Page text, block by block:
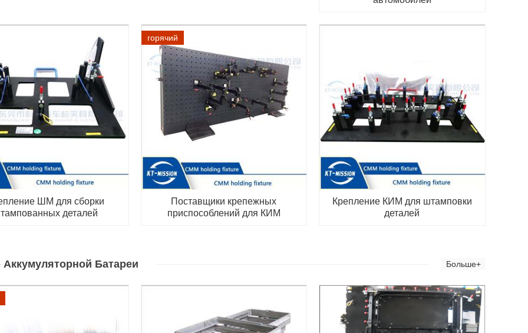
ШМ для сборки
деталей
горячий
Поставщики крепежных
приспособлений для КИМ
Крепление КИМ для штамповки
деталей
Аккумуляторной Батареи Больше+